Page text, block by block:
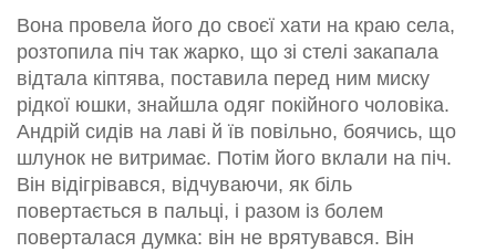
Вона провела його до своєї хати на краю села,
розтопила піч так жарко, що зі стелі закапала
відтала кіптява, поставила перед ним миску
рідкої юшки, знайшла одяг покійного чоловіка.
Андрій сидів на лаві й їв повільно, боячись, що
шлунок не витримає. Потім його вклали на піч.
Він відігрівався, відчуваючи, як біль
повертається в пальці, і разом із болем
поверталася думка: він не врятувався. Він